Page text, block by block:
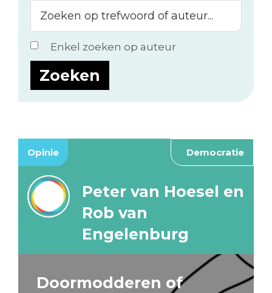
op
trefwoord
of
auteur...
Enkel zoeken op auteur
Opinie Democratie
Peter van Hoesel en
Rob van
Engelenburg
Doormodderen of